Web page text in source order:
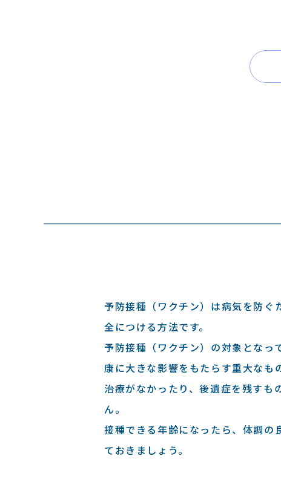
予防接種（ワクチン）は病気を防ぐ
全につける⽅法です。
予防接種（ワクチン）の対象となっ
康に⼤きな影響をもたらす重⼤なも
治療がなかったり、後遺症を残すも
ん。
接種できる年齢になったら、体調の
ておきましょう。